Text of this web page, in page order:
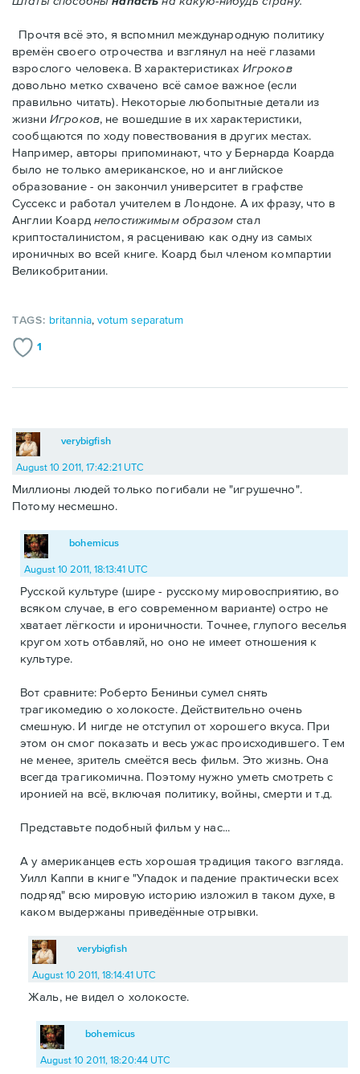
Прочтя всё это, я вспомнил международную политику
времён своего отрочества и взглянул на неё глазами
взрослого человека. В характеристиках Игроков
довольно метко схвачено всё самое важное (если
правильно читать). Некоторые любопытные детали из
жизни Игроков, не вошедшие в их характеристики,
сообщаются по ходу повествования в других местах.
Например, авторы припоминают, что у Бернарда Коарда
было не только американское, но и английское
образование - он закончил университет в графстве
Суссекс и работал учителем в Лондоне. А их фразу, что в
Англии Коард непостижимым образомстал
криптосталинистом, я расцениваю как одну из самых
ироничных во всей книге. Коард был членом компартии
Великобритании.
TAGS: britannia,votum separatum
1
verybigfish
August 10 2011, 17:42:21 UTC
Миллионы людей только погибали не "игрушечно".
Потому несмешно.
bohemicus
August 10 2011, 18:13:41 UTC
Русской культуре (шире - русскому мировосприятию, во
всяком случае, в его современном варианте) остро не
хватает лёгкости и ироничности. Точнее, глупого веселья
кругом хоть отбавляй, но оно не имеет отношения к
культуре.
Вот сравните: Роберто Бениньи сумел снять
трагикомедию о холокосте. Действительно очень
смешную. И нигде не отступил от хорошего вкуса. При
этом он смог показать и весь ужас происходившего. Тем
не менее, зритель смеётся весь фильм. Это жизнь. Она
всегда трагикомична. Поэтому нужно уметь смотреть с
иронией на всё, включая политику, войны, смерти и т.д.
Представьте подобный фильм у нас...
А у американцев есть хорошая традиция такого взгляда.
Уилл Каппи в книге "Упадок и падение практически всех
подряд" всю мировую историю изложил в таком духе, в
каком выдержаны приведённые отрывки.
verybigfish
August 10 2011, 18:14:41 UTC
Жаль, не видел о холокосте.
bohemicus
August 10 2011, 18:20:44 UTC